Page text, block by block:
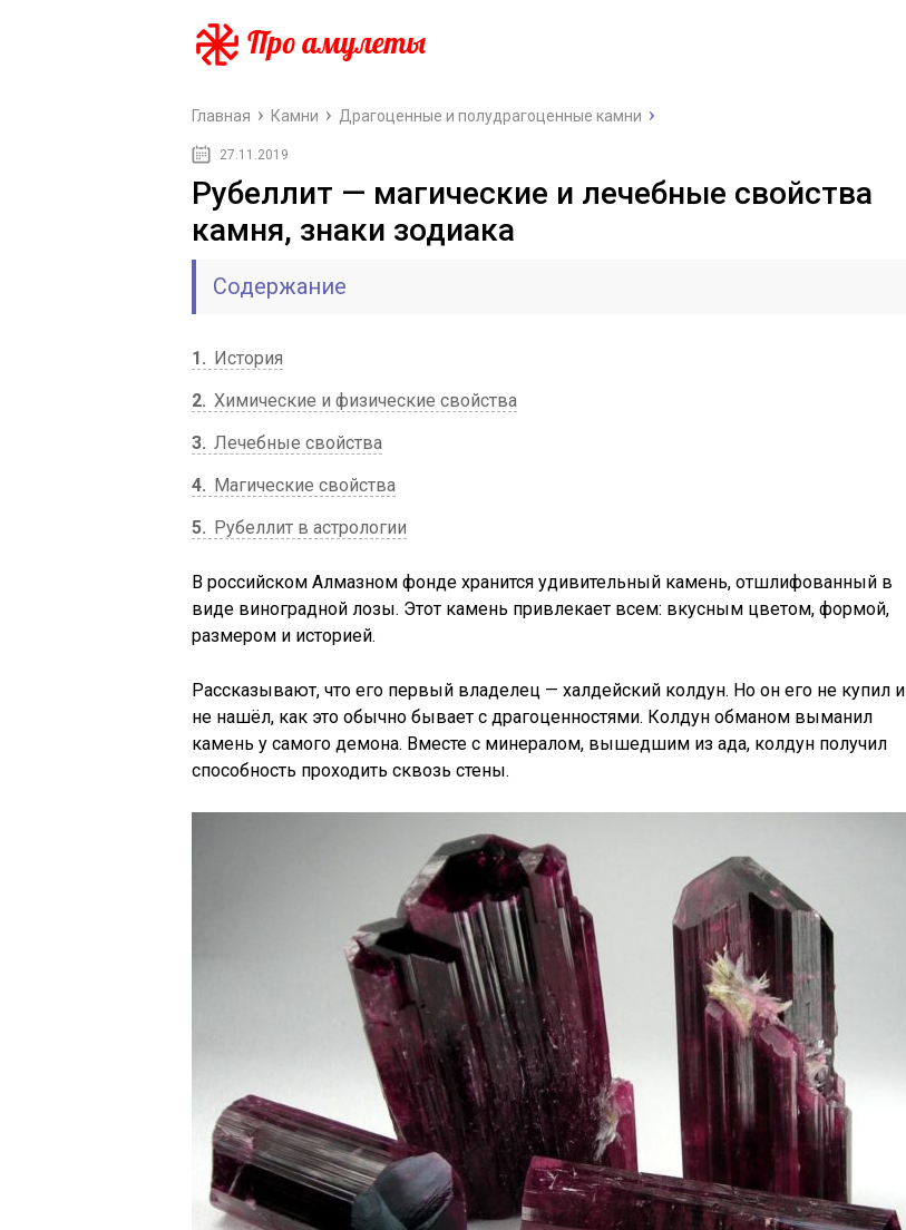
Главная Камни Драгоценные и полудрагоценные камни
27.11.2019
Рубеллит — магические и лечебные свойства
камня, знаки зодиака
Содержание
1
История
2 Химические и физические свойства
3 Лечебные свойства
4
Магические свойства
5
Рубеллит в астрологии
В российском Алмазном фонде хранится удивительный камень, отшлифованный в
виде виноградной лозы. Этот камень привлекает всем: вкусным цветом, формой,
размером и историей.
Рассказывают, что его первый владелец — халдейский колдун. Но он его не купил и
не нашёл, как это обычно бывает с драгоценностями. Колдун обманом выманил
камень у самого демона. Вместе с минералом, вышедшим из ада, колдун получил
способность проходить сквозь стены.